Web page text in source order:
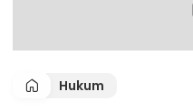
Hukum